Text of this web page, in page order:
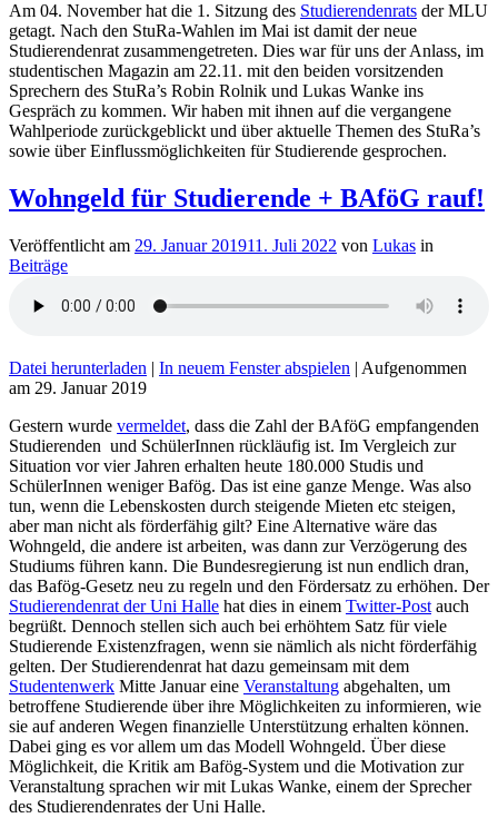
Am 04. November hat die 1. Sitzung des Studierendenrats der MLU
getagt. Nach den StuRa-Wahlen im Mai ist damit der neue
Studierendenrat zusammengetreten. Dies war für uns der Anlass, im
studentischen Magazin am 22.11. mit den beiden vorsitzenden
Sprechern des StuRa’s Robin Rolnik und Lukas Wanke ins
Gespräch zu kommen. Wir haben mit ihnen auf die vergangene
Wahlperiode zurückgeblickt und über aktuelle Themen des StuRa’s
sowie über Einflussmöglichkeiten für Studierende gesprochen.
Wohngeld für Studierende + BAföG rauf!
Veröffentlicht am 29. Januar 201911. Juli 2022 von Lukas in
Beiträge
Datei herunterladen | In neuem Fenster abspielen | Aufgenommen
am 29. Januar 2019
Gestern wurde vermeldet, dass die Zahl der BAföG empfangenden
Studierenden und SchülerInnen rückläufig ist. Im Vergleich zur
Situation vor vier Jahren erhalten heute 180.000 Studis und
SchülerInnen weniger Bafög. Das ist eine ganze Menge. Was also
tun, wenn die Lebenskosten durch steigende Mieten etc steigen,
aber man nicht als förderfähig gilt? Eine Alternative wäre das
Wohngeld, die andere ist arbeiten, was dann zur Verzögerung des
Studiums führen kann. Die Bundesregierung ist nun endlich dran,
das Bafög-Gesetz neu zu regeln und den Fördersatz zu erhöhen. Der
Studierendenrat der Uni Halle hat dies in einem Twitter-Post auch
begrüßt. Dennoch stellen sich auch bei erhöhtem Satz für viele
Studierende Existenzfragen, wenn sie nämlich als nicht förderfähig
gelten. Der Studierendenrat hat dazu gemeinsam mit dem
Studentenwerk Mitte Januar eine Veranstaltung abgehalten, um
betroffene Studierende über ihre Möglichkeiten zu informieren, wie
sie auf anderen Wegen finanzielle Unterstützung erhalten können.
Dabei ging es vor allem um das Modell Wohngeld. Über diese
Möglichkeit, die Kritik am Bafög-System und die Motivation zur
Veranstaltung sprachen wir mit Lukas Wanke, einem der Sprecher
des Studierendenrates der Uni Halle.